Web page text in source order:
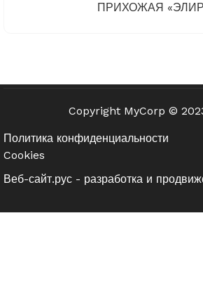
ПРИХОЖАЯ
Copyright MyCorp ©
Политика конфиденциальности
Cookies
Веб-сайт.рус - разработка и